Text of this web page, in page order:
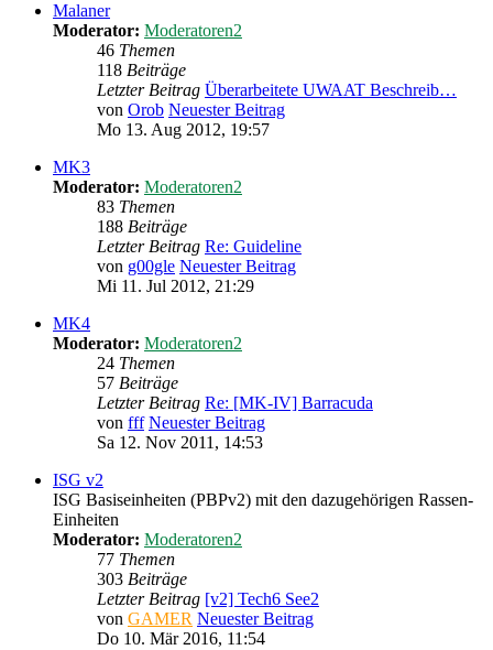
Malaner
Moderator: Moderatoren2
46 Themen
118 Beiträge
Letzter Beitrag Überarbeitete UWAAT Beschreib…
von Orob Neuester Beitrag
Mo 13. Aug 2012, 19:57
MK3
Moderator: Moderatoren2
83 Themen
188 Beiträge
Letzter Beitrag Re: Guideline
von g00gle Neuester Beitrag
Mi 11. Jul 2012, 21:29
MK4
Moderator: Moderatoren2
24 Themen
57 Beiträge
Letzter Beitrag Re: [MK-IV] Barracuda
von fff Neuester Beitrag
Sa 12. Nov 2011, 14:53
ISG v2
ISG Basiseinheiten (PBPv2) mit den dazugehörigen Rassen-
Einheiten
Moderator: Moderatoren2
77 Themen
303 Beiträge
Letzter Beitrag [v2] Tech6 See2
von GAMER Neuester Beitrag
Do 10. Mär 2016, 11:54